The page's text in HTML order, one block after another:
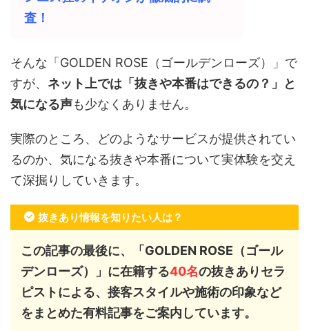
査！
そんな「 GOLDEN ROSE（ゴールデンローズ）
」で
すが、 ネット上では「抜きや本番はできるの？」と
気になる声も少なくありません。
実際のところ、どのようなサービスが提供されてい
るのか、気になる抜きや本番について実体験を交え
て深掘りしていきます。
抜きあり情報を知りたい人は？
この記事の最後に、「GOLDEN ROSE（ゴール
デンローズ）」に在籍する40名の抜きありセラ
ピストによる、接客スタイルや施術の印象など
をまとめた有料記事をご案内しています。